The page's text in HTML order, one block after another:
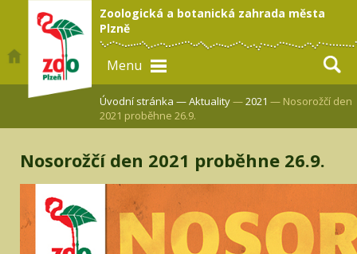
Zoologická a botanická zahrada města
Plzně
Menu
Úvodní stránka —Aktuality—2021 — Nosorožčí den
2021 proběhne 26.9.
Nosorožčí den 2021 proběhne 26.9.